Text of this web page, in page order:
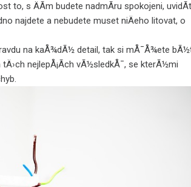
to, s ÄÃ­m budete nadmÃ­ru spokojeni,
najdete a nebudete muset niÄeho litovat, o
na kaÅ¾dÃ½ detail, tak si mÅ¯Å¾ete
nejlepÅ¡Ã­ch vÃ½sledkÅ¯, se kterÃ½mi